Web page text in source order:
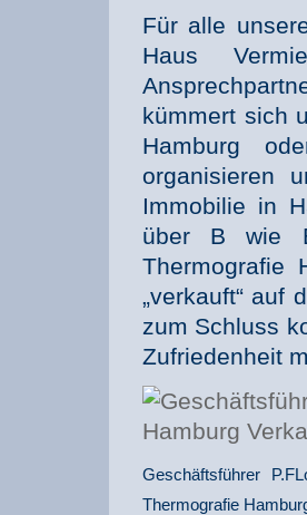
Für alle
Haus
kümmert sich
Hamburg
organisieren
Immobilie in
über B wie
Thermografie
„verkauft“ auf
zum Schluss
Zufriedenheit
Geschäftsführer
Thermografie